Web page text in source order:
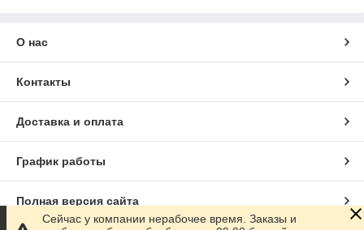
О нас
Контакты
Доставка и оплата
График работы
Полная версия сайта
Сейчас у компании нерабочее время. Заказы и